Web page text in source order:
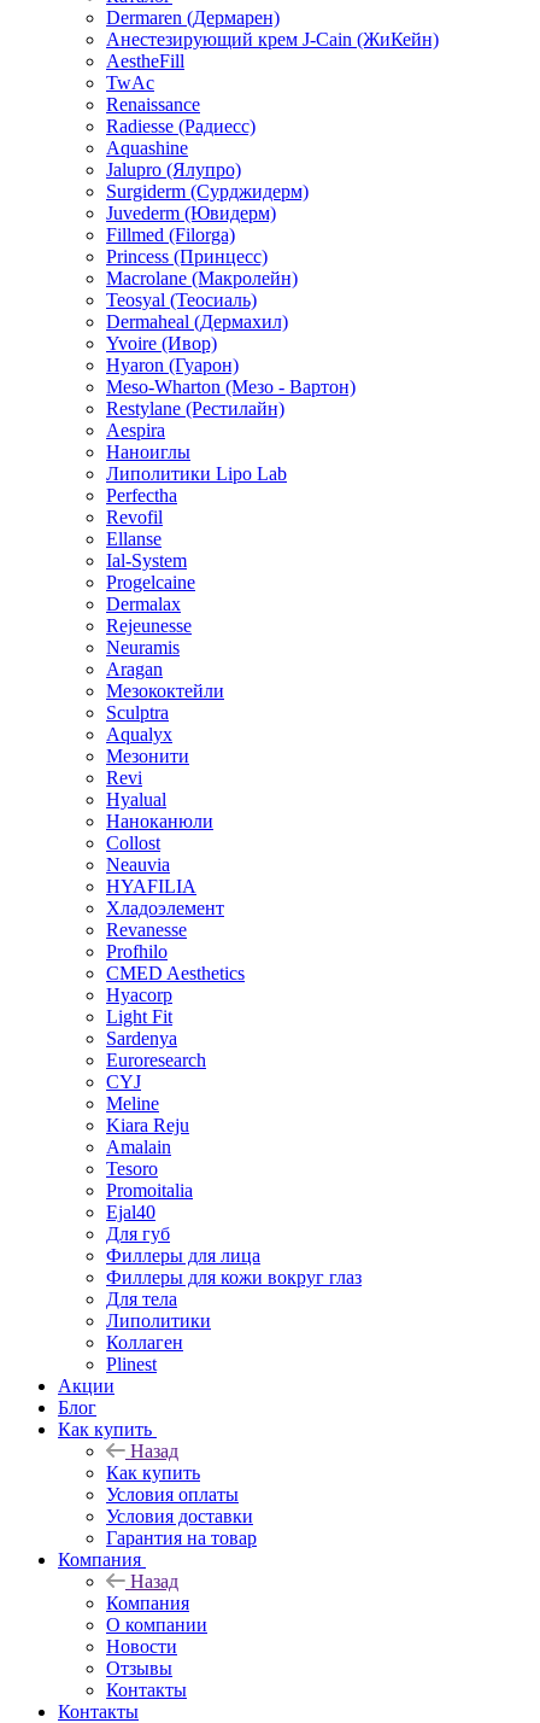
Dermaren (Дермарен)
Анестезирующий крем J-Cain (ЖиКейн)
AestheFill
TwAc
Renaissance
Radiesse (Радиесс)
Aquashine
Jalupro (Ялупро)
Surgiderm (Сурджидерм)
Juvederm (Ювидерм)
Fillmed (Filorga)
Princess (Принцесс)
Macrolane (Макролейн)
Teosyal (Теосиаль)
Dermaheal (Дермахил)
Yvoire (Ивор)
Hyaron (Гуарон)
Meso-Wharton (Мезо - Вартон)
Restylane (Рестилайн)
Aespira
Наноиглы
Липолитики Lipo Lab
Perfectha
Revofil
Ellanse
Ial-System
Progelcaine
Dermalax
Rejeunesse
Neuramis
Aragan
Мезококтейли
Sculptra
Aqualyx
Мезонити
Revi
Hyalual
Наноканюли
Collost
Neauvia
HYAFILIA
Хладоэлемент
Revanesse
Profhilo
CMED Aesthetics
Hyacorp
Light Fit
Sardenya
Euroresearch
CYJ
Meline
Kiara Reju
Amalain
Tesoro
Promoitalia
Ejal40
Для губ
Филлеры для лица
Филлеры для кожи вокруг глаз
Для тела
Липолитики
Коллаген
Plinest
Акции
Блог
Как купить
Назад
Как купить
Условия оплаты
Условия доставки
Гарантия на товар
Компания
Назад
Компания
О компании
Новости
Отзывы
Контакты
Контакты